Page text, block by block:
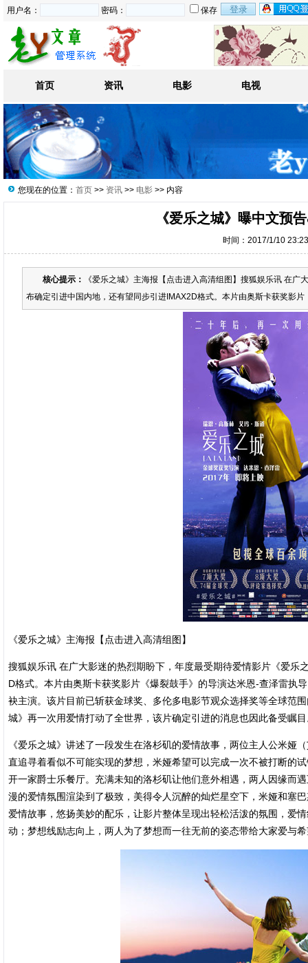
用户名： 密码： 保存
首页 资讯 电影 电视
您现在的位置： 首页 >> 资讯 >> 电影 >> 内容
《爱乐之城》曝中文预
时间：2017/1/10
核心提示：
《爱乐之城》主海报【点击进入高清组图】搜狐娱乐讯 在
布确定引进中国内地，还有望同步引进IMAX2D格式。本片由奥斯卡获奖影片
《爱乐之城》主海报【点击进入高清组图】
搜狐娱乐讯 在广大影迷的热烈期盼下，年度最受期待爱情影片《爱乐
D格式。本片由奥斯卡获奖影片《爆裂鼓手》的导演达米恩-查泽雷执
袂主演。该片目前已斩获金球奖、多伦多电影节观众选择奖等全球范
城》再一次用爱情打动了全世界，该片确定引进的消息也因此备受瞩
《爱乐之城》讲述了一段发生在洛杉矶的爱情故事，两位主人公米
直追寻着看似不可能实现的梦想，米娅希望可以完成一次不被打断的
开一家爵士乐餐厅。充满未知的洛杉矶让他们意外相遇，两人因缘而
漫的爱情氛围渲染到了极致，美得令人沉醉的灿烂星空下，米娅和塞
爱情故事，悠扬美妙的配乐，让影片整体呈现出轻松活泼的氛围，爱
动；梦想线励志向上，两人为了梦想而一往无前的姿态带给大家爱与